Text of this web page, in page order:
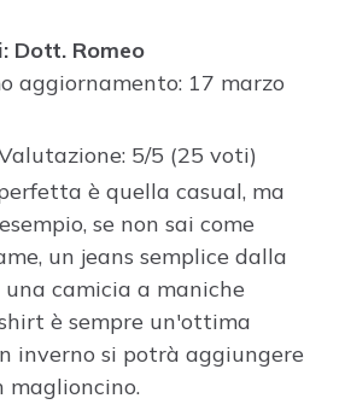
Dott. Romeo
aggiornamento: 17 marzo
5/5 (25 voti)
è quella casual, ma
se non sai come
un jeans semplice dalla
camicia a maniche
è sempre un'ottima
inverno si potrà aggiungere
maglioncino.